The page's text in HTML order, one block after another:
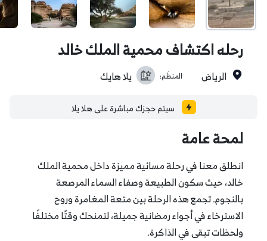
رحله اكتشاف محمية الملك خالد
الرياض المنظَم: يلا هايك
سيتم حجزك مباشرة على هلا يلا
لمحة عامة
انطلق معنا في رحلة مسائية مميزة داخل محمية الملك
خالد، حيث سكون الطبيعة وصفاء السماء المرصعة
بالنجوم. تجمع هذه الرحلة بين متعة المغامرة وروح
الاسترخاء في أجواء رمضانية جميلة، لتمنحك وقتًا مختلفًا
ولحظات تبقى في الذاكرة.